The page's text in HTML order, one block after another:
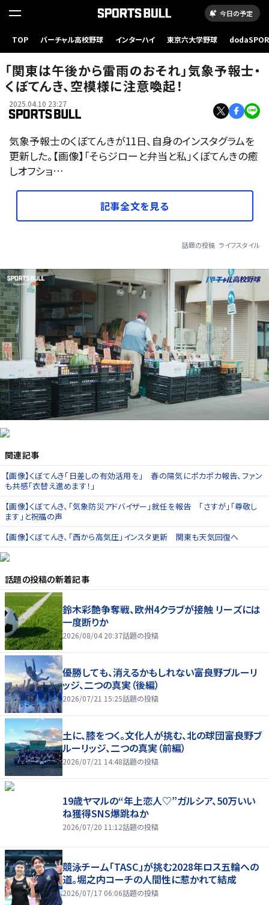
今日の予定
TOP バーチャル高校野球 インターハイ 東京六大学野球
「関東は午後から雷雨のおそれ」気象予報士・
くぼてんき、空模様に注意喚起！
2025.04.10 23:27
気象予報士のくぼてんきが11日、自身のインスタグラムを
更新した。【画像】「そらジローと弁当と私」くぼてんきの癒
しオフショ…
記事全文を見る
話題の投稿 ライフスタイル
関連記事
【画像】くぼてんき「日差しの有効活用を」 春の陽気にポカポカ報告、ファン
も共感「衣替え進めます！」
【画像】くぼてんき、「気象防災アドバイザー」就任を報告 「さすが」「尊敬し
ます」と祝福の声
【画像】くぼてんき、「西から高気圧」インスタ更新 関東も天気回復へ
話題の投稿の新着記事
鈴木彩艶争奪戦、欧州4クラブが接触 リーズには
一度断りか
2026/08/04 20:37話題の投稿
優勝しても、消えるかもしれない――富良野ブルーリ
ッジ、二つの真実（後編）
2026/07/21 15:25話題の投稿
土に、膝をつく。文化人が挑む、北の球団――富良野ブ
ルーリッジ、二つの真実（前編）
2026/07/21 14:48話題の投稿
19歳ヤマルの“年上恋人♡”ガルシア、50万いい
ね獲得SNS爆跳ねか
2026/07/20 11:12話題の投稿
競泳チーム「TASC」が挑む2028年ロス五輪への
道。堀之内コーチの人間性に惹かれて結成
2026/07/17 06:06話題の投稿